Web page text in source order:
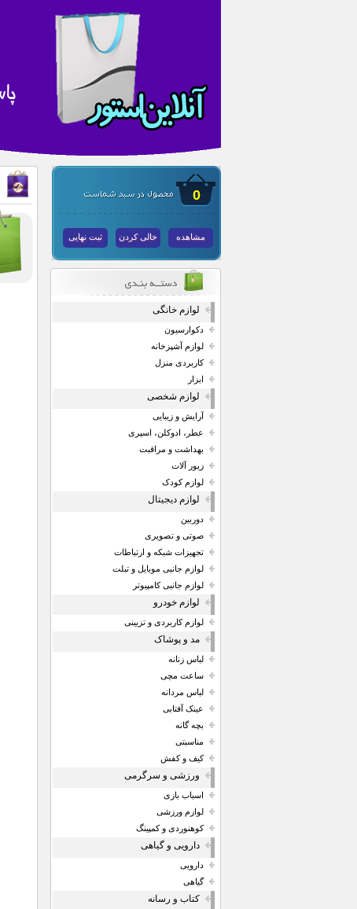
0
مشاهده خالی کردن ثبت نهایی
لوازم خانگی
دکوارسیون
لوازم آشپزخانه
کاربردی منزل
ابزار
لوازم شخصی
آرایش و زیبایی
عطر، ادوکلن، اسپری
بهداشت و مراقبت
زیور آلات
لوازم کودک
لوازم دیجیتال
دوربین
صوتی و تصویری
تجهیزات شبکه و ارتباطات
لوازم جانبی موبایل و تبلت
لوازم جانبی کامپیوتر
لوازم خودرو
لوازم کاربردی و تزیینی
مد و پوشاک
لباس زنانه
ساعت مچی
لباس مردانه
عینک آفتابی
بچه گانه
مناسبتی
کیف و کفش
ورزشی و سرگرمی
اسباب بازی
لوازم ورزشی
کوهنوردی و کمپینگ
دارویی و گیاهی
دارویی
گیاهی
کتاب و رسانه